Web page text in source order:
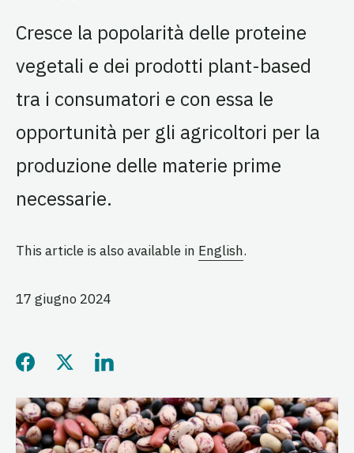
Cresce la popolarità delle proteine
vegetali e dei prodotti plant-based
tra i consumatori e con essa le
opportunità per gli agricoltori per la
produzione delle materie prime
necessarie.
This article is also available in English.
17 giugno 2024
Condividi questa pagina su
Condividi questa
Condividi questa